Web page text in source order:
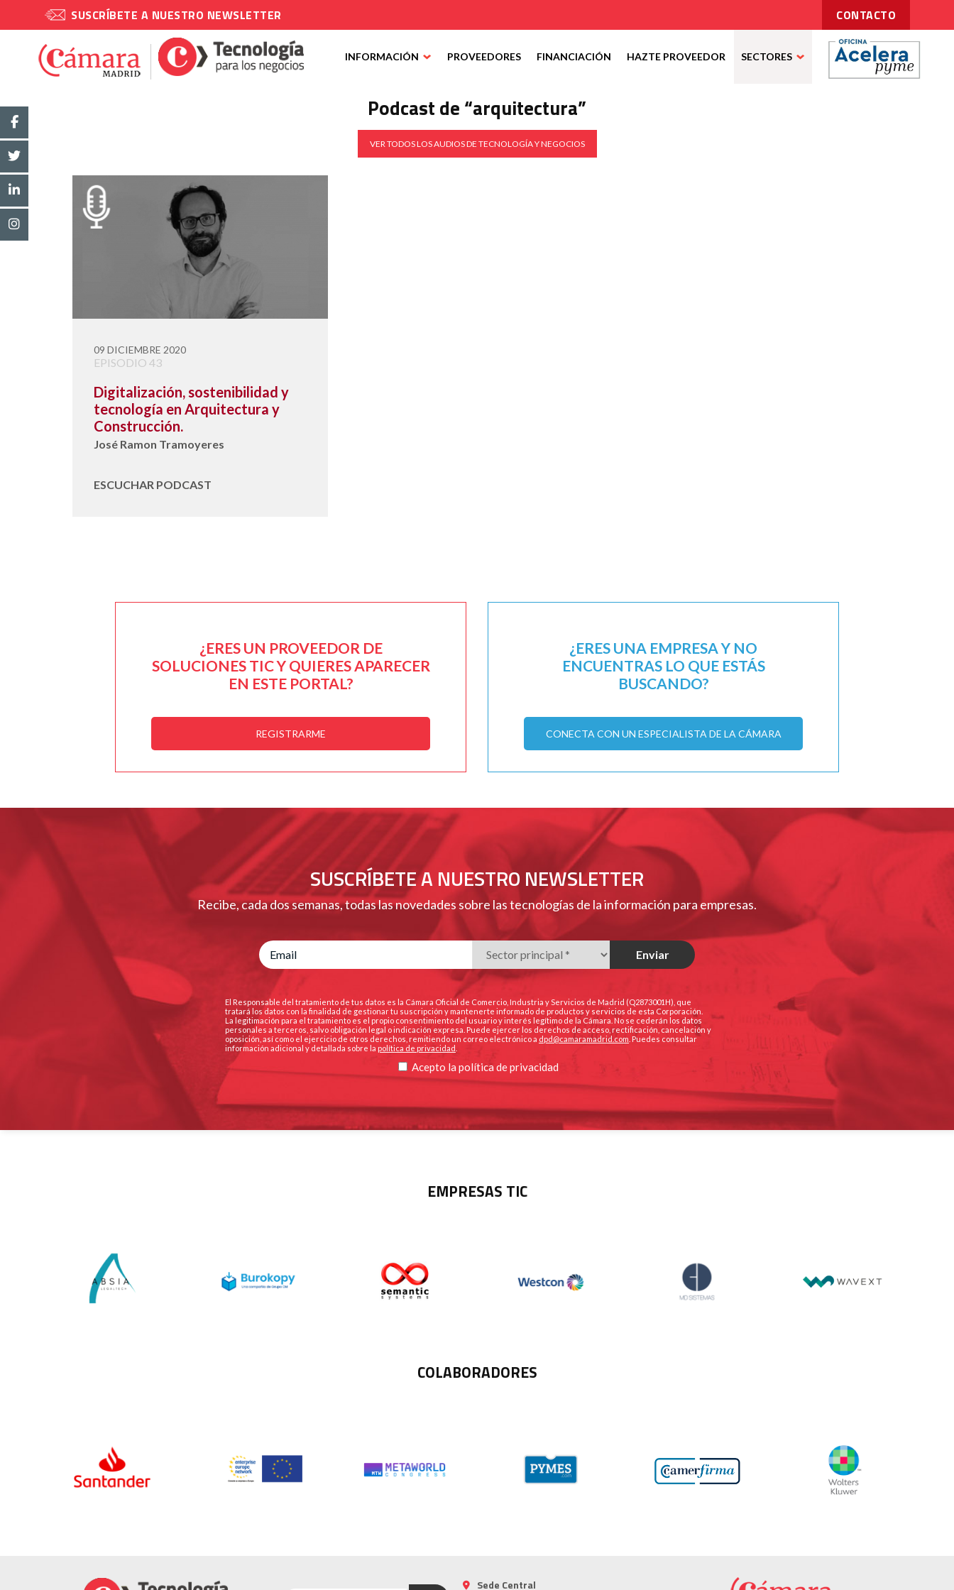
SUSCRÍBETE A NUESTRO NEWSLETTER CONTACTO
INFORMACIÓN PROVEEDORES FINANCIACIÓN HAZTE PROVEEDOR SECTORES
Podcast de “arquitectura”
VER TODOS LOS AUDIOS DE TECNOLOGÍA Y NEGOCIOS
09 DICIEMBRE 2020
EPISODIO 43
Digitalización, sostenibilidad y
tecnología en Arquitectura y
Construcción.
José Ramon Tramoyeres
ESCUCHAR PODCAST
¿ERES UN PROVEEDOR DE
SOLUCIONES TIC Y QUIERES APARECER
EN ESTE PORTAL?
REGISTRARME
¿ERES UNA EMPRESA Y NO
ENCUENTRAS LO QUE ESTÁS
BUSCANDO?
CONECTA CON UN ESPECIALISTA DE LA CÁMARA
SUSCRÍBETE A NUESTRO NEWSLETTER
Recibe, cada dos semanas, todas las novedades sobre las tecnologías de la información para empresas.
El Responsable del tratamiento de tus datos es la Cámara Oficial de Comercio, Industria y Servicios de Madrid (Q2873001H), que
tratará los datos con la finalidad de gestionar tu suscripción y mantenerte informado de productos y servicios de esta Corporación.
La legitimación para el tratamiento es el propio consentimiento del usuario y interés legítimo de la Cámara. No se cederán los datos
personales a terceros, salvo obligación legal o indicación expresa. Puede ejercer los derechos de acceso, rectificación, cancelación y
oposición, así como el ejercicio de otros derechos, remitiendo un correo electrónico a dpd@camaramadrid.com . Puedes consultar
información adicional y detallada sobre la política de privacidad
Acepto la política de privacidad
EMPRESAS TIC
COLABORADORES
Sede Central